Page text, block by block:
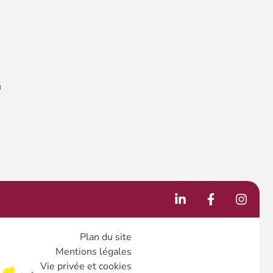
Plan du site
Mentions légales
Vie privée et cookies